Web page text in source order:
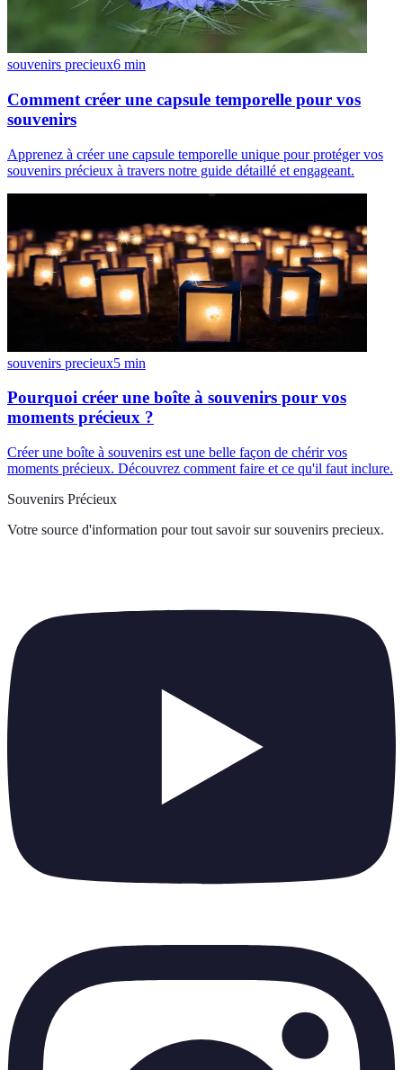
souvenirs precieux6 min
Comment créer une capsule temporelle pour vos
souvenirs
Apprenez à créer une capsule temporelle unique pour protéger vos
souvenirs précieux à travers notre guide détaillé et engageant.
souvenirs precieux5 min
Pourquoi créer une boîte à souvenirs pour vos
moments précieux ?
Créer une boîte à souvenirs est une belle façon de chérir vos
moments précieux. Découvrez comment faire et ce qu'il faut inclure.
Souvenirs Précieux
Votre source d'information pour tout savoir sur souvenirs precieux.